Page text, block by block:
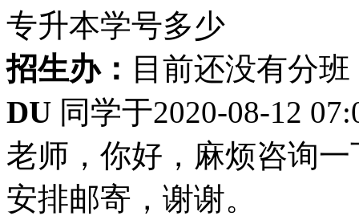
专升本学号多少
招生办： 目前还没有分
DU 同学于2020-08-12
老师，你好，麻烦咨询
安排邮寄，谢谢。